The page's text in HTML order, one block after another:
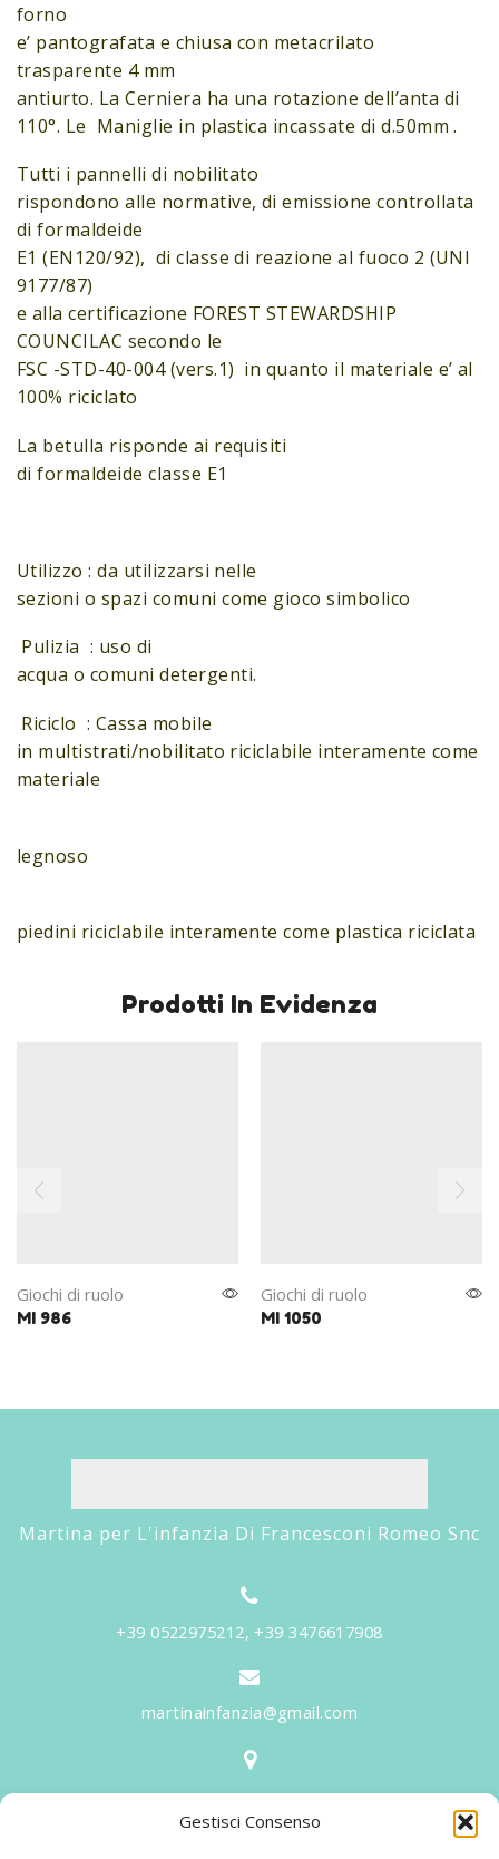
Gestisci Consenso
forno
e’ pantografata e chiusa con metacrilato
trasparente 4 mm
antiurto. La Cerniera ha una rotazione dell’anta di
110°. Le Maniglie in plastica incassate di d.50mm .
Tutti i pannelli di nobilitato
rispondono alle normative, di emissione controllata
di formaldeide
E1 (EN120/92), di classe di reazione al fuoco 2 (UNI
9177/87)
e alla certificazione FOREST STEWARDSHIP
COUNCILAC secondo le
FSC -STD-40-004 (vers.1) in quanto il materiale e’ al
100% riciclato
La betulla risponde ai requisiti
di formaldeide classe E1
Utilizzo : da utilizzarsi nelle
sezioni o spazi comuni come gioco simbolico
Pulizia : uso di
acqua o comuni detergenti.
Riciclo : Cassa mobile
in multistrati/nobilitato riciclabile interamente come
materiale
legnoso
piedini riciclabile interamente come plastica riciclata
Prodotti In Evidenza
Giochi di ruolo
MI 986
Giochi di ruolo
MI 1050
Martina per L'infanzia Di Francesconi Romeo Snc
+39 0522975212, +39 3476617908
martinainfanzia@gmail.com
V.le Tiziano, 20 - 42046 Reggiolo